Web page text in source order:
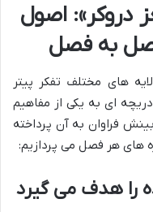
دروکر»: اصول
به فصل
دروکر» در ۱۵ فصل، لایه های مختلف تفکر پیتر
ای به یکی از مفاهیم
فراوان به آن پرداخته
های هر فصل می پردازیم: